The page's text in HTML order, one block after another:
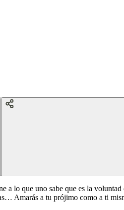
a lo que uno sabe que es la
Amarás a tu prójimo como a ti